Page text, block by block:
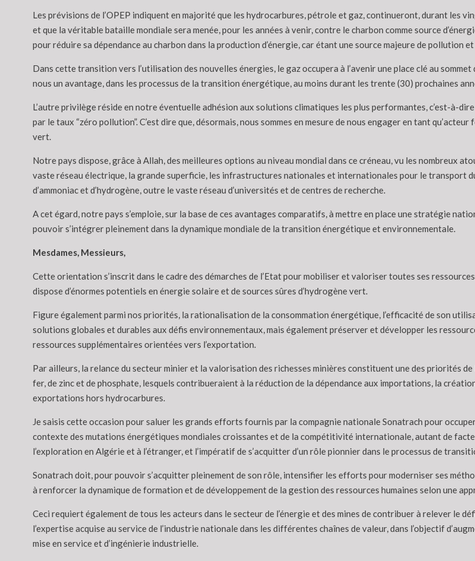
Les prévisions de l’OPEP indiquent en majorité que les hydrocarbures, pétrole et gaz, continueront, durant les
et que la véritable bataille mondiale sera menée, pour les années à venir, contre le charbon comme source
pour réduire sa dépendance au charbon dans la production d’énergie, car étant une source majeure de pollution et
Dans cette transition vers l’utilisation des nouvelles énergies, le gaz occupera à l’avenir une place clé au
nous un avantage, dans les processus de la transition énergétique, au moins durant les trente (30) prochaines
L’autre privilège réside en notre éventuelle adhésion aux solutions climatiques les plus performantes, c’est-à-
par le taux “zéro pollution”. C’est dire que, désormais, nous sommes en mesure de nous engager en tant
vert.
Notre pays dispose, grâce à Allah, des meilleures options au niveau mondial dans ce créneau, vu les nombreux
vaste réseau électrique, la grande superficie, les infrastructures nationales et internationales pour le transport
d’ammoniac et d’hydrogène, outre le vaste réseau d’universités et de centres de recherche.
A cet égard, notre pays s’emploie, sur la base de ces avantages comparatifs, à mettre en place une stratégie
pouvoir s’intégrer pleinement dans la dynamique mondiale de la transition énergétique et environnementale.
Mesdames, Messieurs,
Cette orientation s’inscrit dans le cadre des démarches de l’Etat pour mobiliser et valoriser toutes ses
dispose d’énormes potentiels en énergie solaire et de sources sûres d’hydrogène vert.
Figure également parmi nos priorités, la rationalisation de la consommation énergétique, l’efficacité de son
solutions globales et durables aux défis environnementaux, mais également préserver et développer les
ressources supplémentaires orientées vers l’exportation.
Par ailleurs, la relance du secteur minier et la valorisation des richesses minières constituent une des priorités
fer, de zinc et de phosphate, lesquels contribueraient à la réduction de la dépendance aux importations, la
exportations hors hydrocarbures.
Je saisis cette occasion pour saluer les grands efforts fournis par la compagnie nationale Sonatrach pour
contexte des mutations énergétiques mondiales croissantes et de la compétitivité internationale, autant de
l’exploration en Algérie et à l’étranger, et l’impératif de s’acquitter d’un rôle pionnier dans le processus de
Sonatrach doit, pour pouvoir s’acquitter pleinement de son rôle, intensifier les efforts pour moderniser ses
à renforcer la dynamique de formation et de développement de la gestion des ressources humaines selon une
Ceci requiert également de tous les acteurs dans le secteur de l’énergie et des mines de contribuer à relever le
l’expertise acquise au service de l’industrie nationale dans les différentes chaînes de valeur, dans l’objectif
mise en service et d’ingénierie industrielle.